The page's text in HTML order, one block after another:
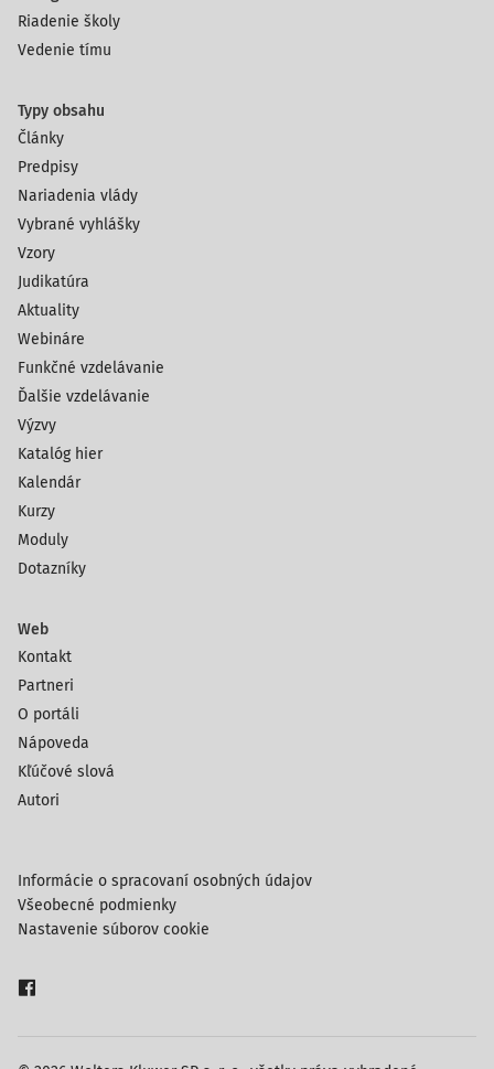
Riadenie školy
Vedenie tímu
Typy obsahu
Články
Predpisy
Nariadenia vlády
Vybrané vyhlášky
Vzory
Judikatúra
Aktuality
Webináre
Funkčné vzdelávanie
Ďalšie vzdelávanie
Výzvy
Katalóg hier
Kalendár
Kurzy
Moduly
Dotazníky
Web
Kontakt
Partneri
O portáli
Nápoveda
Kľúčové slová
Autori
Informácie o spracovaní osobných údajov
Všeobecné podmienky
Nastavenie súborov cookie